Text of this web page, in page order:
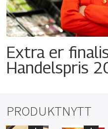
Extra er
Handelspris
PRODUKTNYTT